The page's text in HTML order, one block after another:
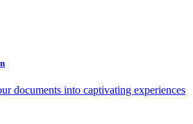
documents into captivating experiences